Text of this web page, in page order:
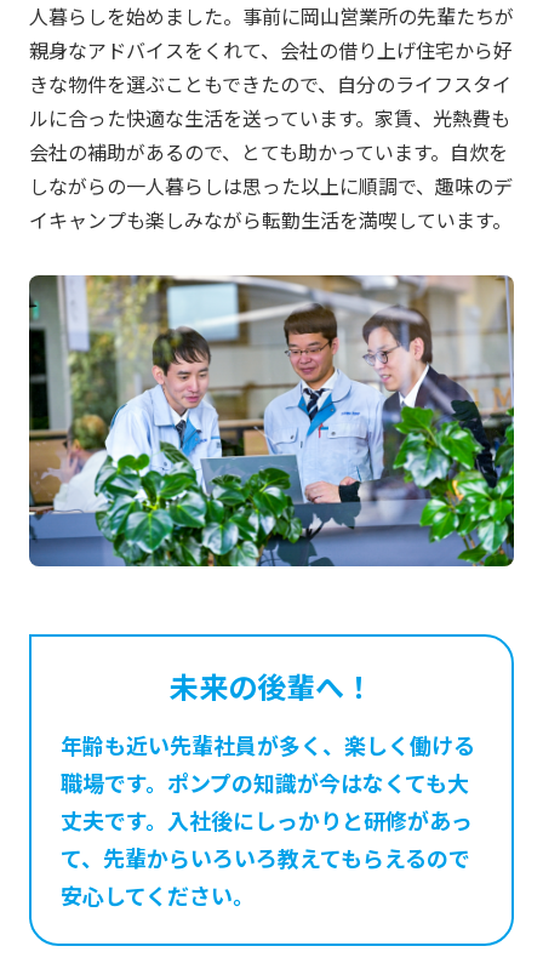
人暮らしを始めました。事前に岡山営業所の先輩たちが
親身なアドバイスをくれて、会社の借り上げ住宅から好
きな物件を選ぶこともできたので、自分のライフスタイ
ルに合った快適な生活を送っています。家賃、光熱費も
会社の補助があるので、とても助かっています。自炊を
しながらの一人暮らしは思った以上に順調で、趣味のデ
イキャンプも楽しみながら転勤生活を満喫しています。
未来の後輩へ！
年齢も近い先輩社員が多く、楽しく働ける
職場です。ポンプの知識が今はなくても大
丈夫です。入社後にしっかりと研修があっ
て、先輩からいろいろ教えてもらえるので
安心してください。